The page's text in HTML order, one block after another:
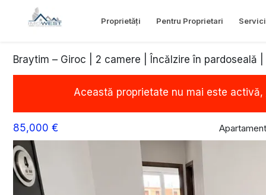
Proprietăți Pentru Proprietari
Braytim – Giroc | 2 camere | Încălzire în pardoseală
Această proprietate nu mai este activă,
85,000 €